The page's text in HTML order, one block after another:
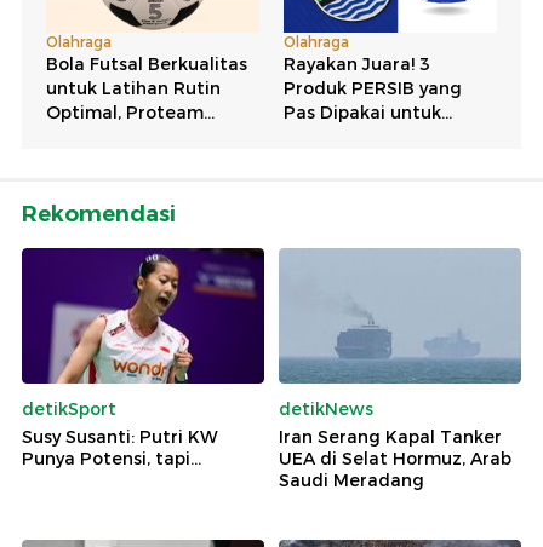
Rekomendasi
detikSport
Susy Susanti: Putri KW
Punya Potensi, tapi...
detikNews
Iran Serang Kapal Tanker
UEA di Selat Hormuz, Arab
Saudi Meradang